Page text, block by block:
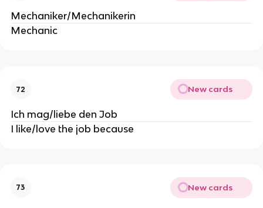
Mechaniker/Mechanikerin
Mechanic
72 New cards
Ich mag/liebe den Job
I like/love the job because
73 New cards